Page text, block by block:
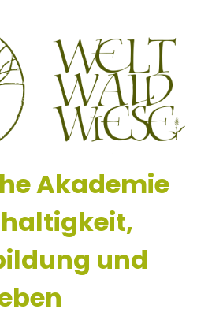
Akademie
und